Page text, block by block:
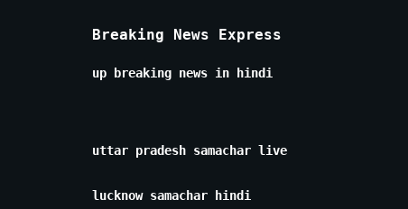
Breaking News Express
up breaking news in hindi
uttar pradesh samachar live
lucknow samachar hindi